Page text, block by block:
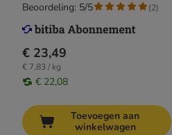
€ 23,49
€ 7,83 / kg
€ 22,08
Beoordeling: 5/5 (2)
Toevoegen aan
winkelwagen